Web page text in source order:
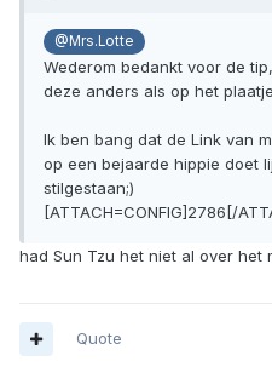
@Mrs.Lotte
Wederom bedankt voor de
deze anders als op het
Ik ben bang dat de Link van
op een bejaarde hippie doet
stilgestaan;)
[ATTACH=CONFIG]2786[/
had Sun Tzu het niet al over het
Quote